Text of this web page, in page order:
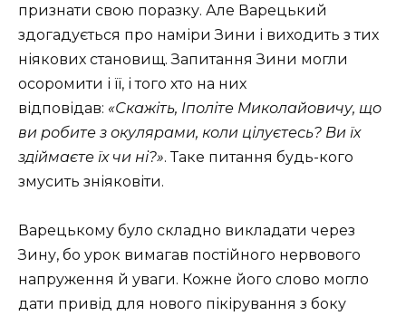
признати свою поразку. Але Варецький
здогадується про наміри Зини і виходить з тих
ніякових становищ. Запитання Зини могли
осоромити і її, і того хто на них
відповідав: «Скажіть, Іполіте Миколайовичу, що
ви робите з окулярами, коли цілуєтесь? Ви їх
здіймаєте їх чи ні?». Таке питання будь-кого
змусить зніяковіти.
Варецькому було складно викладати через
Зину, бо урок вимагав постійного нервового
напруження й уваги. Кожне його слово могло
дати привід для нового пікірування з боку